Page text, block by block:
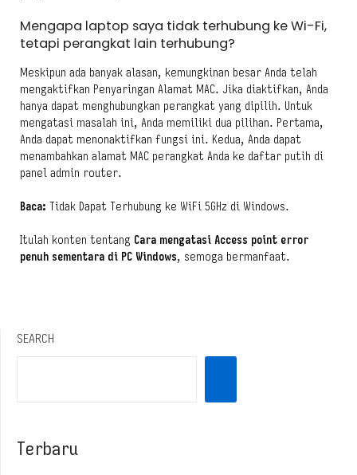
Mengapa laptop saya tidak terhubung ke Wi-Fi,
tetapi perangkat lain terhubung?
Meskipun ada banyak alasan, kemungkinan besar Anda telah
mengaktifkan Penyaringan Alamat MAC. Jika diaktifkan, Anda
hanya dapat menghubungkan perangkat yang dipilih. Untuk
mengatasi masalah ini, Anda memiliki dua pilihan. Pertama,
Anda dapat menonaktifkan fungsi ini. Kedua, Anda dapat
menambahkan alamat MAC perangkat Anda ke daftar putih di
panel admin router.
Baca: Tidak Dapat Terhubung ke WiFi 5GHz di Windows.
Itulah konten tentang Cara mengatasi Access point error
penuh sementara di PC Windows, semoga bermanfaat.
SEARCH
Terbaru